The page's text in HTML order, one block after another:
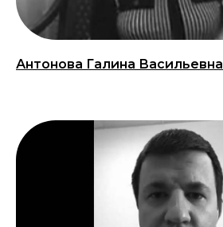
Антонова Галина Васильевна